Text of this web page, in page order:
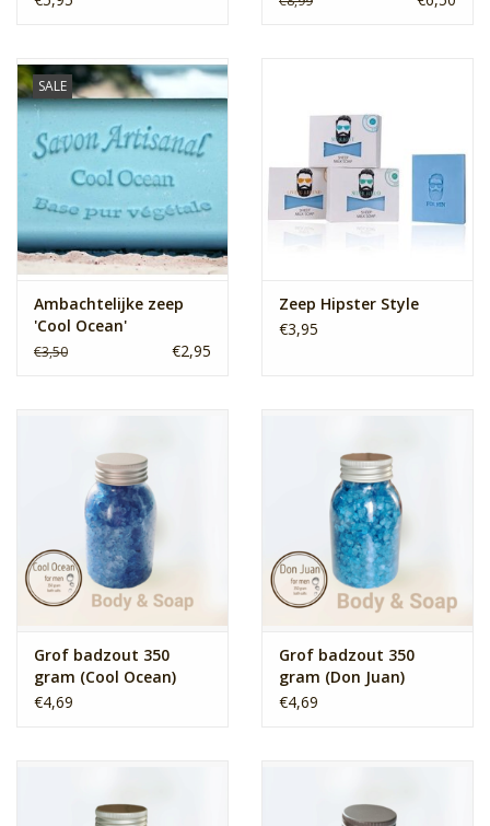
SALE
Ambachtelijke zeep
'Cool Ocean'
€3,50 €2,95
Zeep Hipster Style
€3,95
Grof badzout 350
gram (Cool Ocean)
€4,69
Grof badzout 350
gram (Don Juan)
€4,69